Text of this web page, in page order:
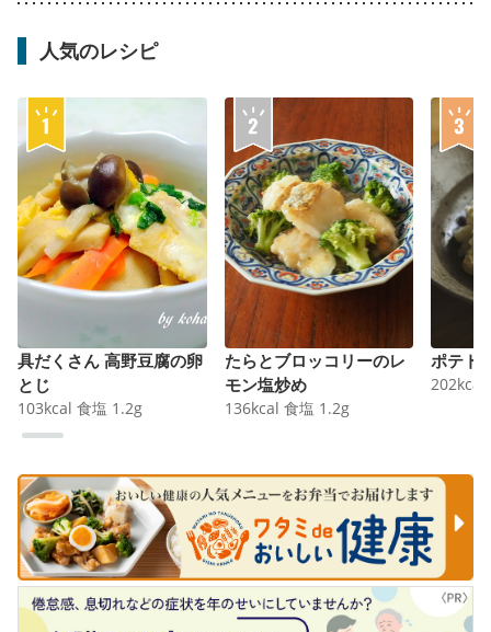
人気のレシピ
具だくさん 高野豆腐の卵
とじ
103kcal 食塩 1.2g
たらとブロッコリーのレ
モン塩炒め
136kcal 食塩 1.2g
ポテト
202kcal